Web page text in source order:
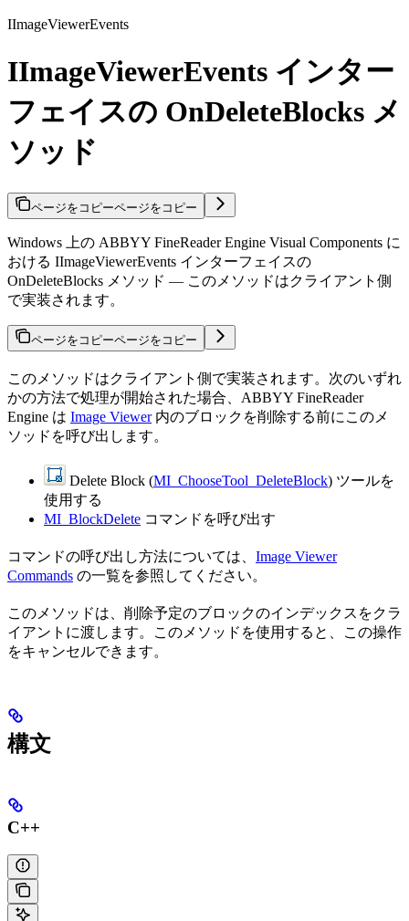
IImageViewerEvents
IImageViewerEvents インター
フェイスの OnDeleteBlocks メ
ソッド
ページをコピーページをコピー
Windows 上の ABBYY FineReader Engine Visual Components に
おける IImageViewerEvents インターフェイスの
OnDeleteBlocks メソッド — このメソッドはクライアント側
で実装されます。
ページをコピーページをコピー
このメソッドはクライアント側で実装されます。次のいずれ
かの方法で処理が開始された場合、ABBYY FineReader
Engine は Image Viewer内のブロックを削除する前にこのメ
ソッドを呼び出します。
Delete Block (MI_ChooseTool_DeleteBlock) ツールを
使用する
MI_BlockDelete コマンドを呼び出す
コマンドの呼び出し方法については、 Image Viewer
Commands の一覧を参照してください。
このメソッドは、削除予定のブロックのインデックスをクラ
イアントに渡します。このメソッドを使用すると、この操作
をキャンセルできます。
構文
C++